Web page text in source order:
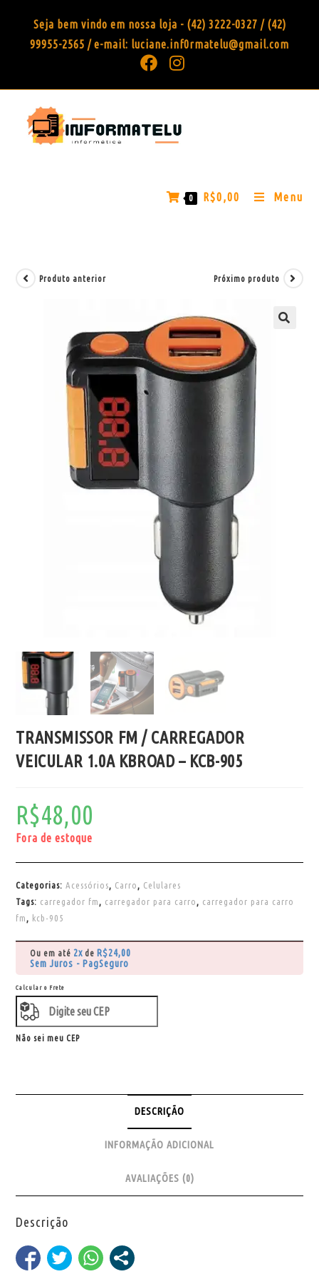
Seja bem vindo em nossa loja - (42) 3222-0327 / (42)
99955-2565 / e-mail: luciane.inf0rmatelu@gmail.com
0 R$0,00 Menu
Produto anterior Próximo produto
TRANSMISSOR FM / CARREGADOR
VEICULAR 1.0A KBROAD – KCB-905
R$48,00
Fora de estoque
Categorias: Acessórios Carro
Celulares
Tags: carregador fm carregador para carro
carregador para carro
fm
kcb-905
Ou em até 2x de R$24,00
Sem Juros - PagSeguro
Calcular o Frete
Não sei meu CEP
DESCRIÇÃO
INFORMAÇÃO ADICIONAL
AVALIAÇÕES (0)
Descrição